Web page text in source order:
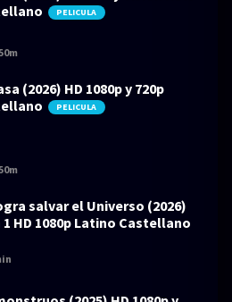
PELICULA
(2026) HD 1080p y 720p
PELICULA
salvar el Universo (2026)
HD 1080p Latino Castellano